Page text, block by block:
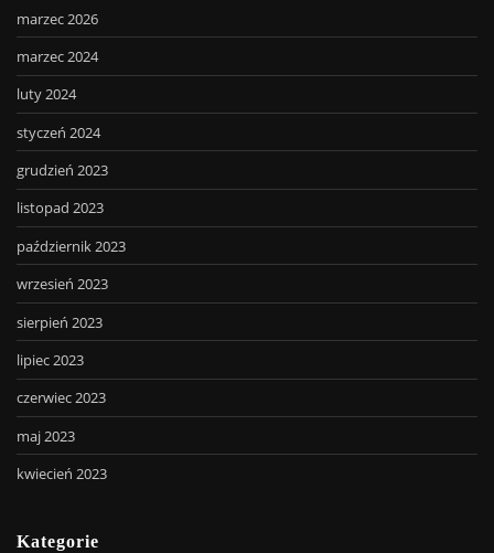
marzec 2026
marzec 2024
luty 2024
styczeń 2024
grudzień 2023
listopad 2023
październik 2023
wrzesień 2023
sierpień 2023
lipiec 2023
czerwiec 2023
maj 2023
kwiecień 2023
Kategorie